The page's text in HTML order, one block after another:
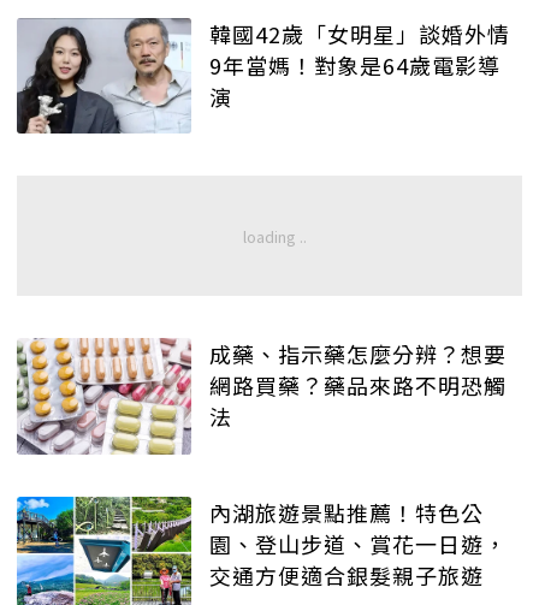
韓國42歲「女明星」談婚外情
9年當媽！對象是64歲電影導
演
成藥、指示藥怎麼分辨？想要
網路買藥？藥品來路不明恐觸
法
內湖旅遊景點推薦！特色公
園、登山步道、賞花一日遊，
交通方便適合銀髮親子旅遊